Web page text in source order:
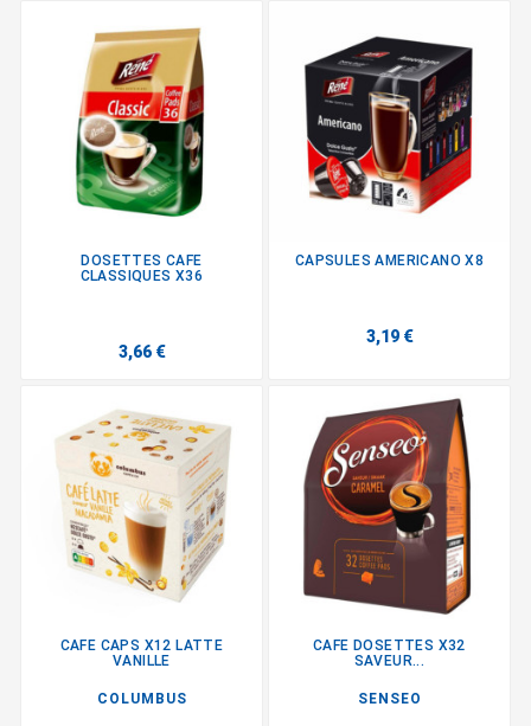
DOSETTES CAFE
CLASSIQUES X36
3,66 €
CAPSULES AMERICANO X8
3,19 €
CAFE CAPS X12 LATTE
VANILLE
COLUMBUS
CAFE DOSETTES X32
SAVEUR...
SENSEO